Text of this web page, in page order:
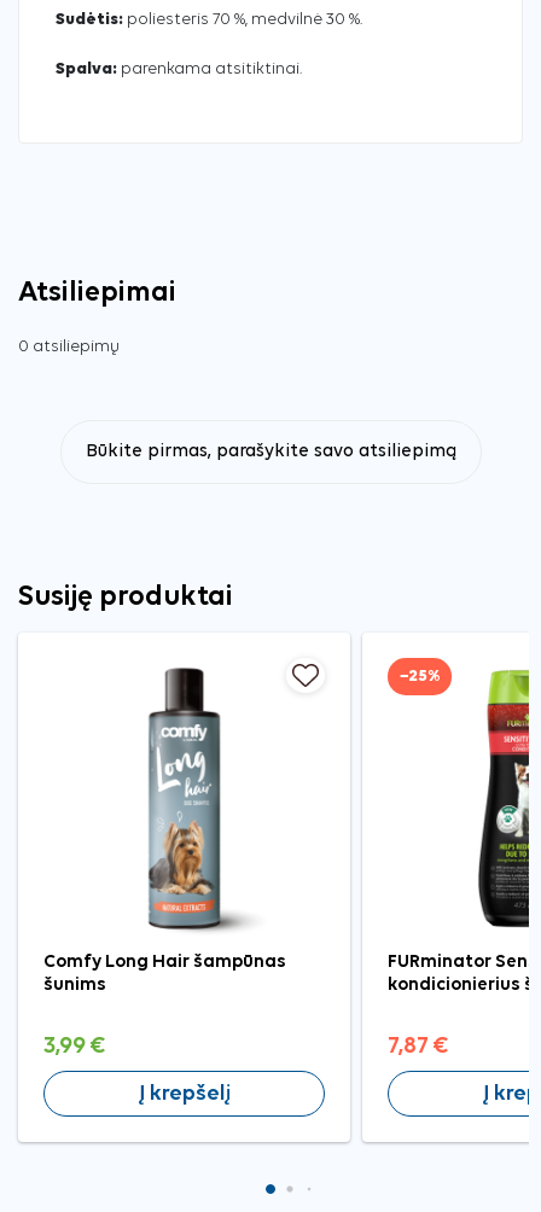
Sudėtis: poliesteris 70 %, medvilnė 30 %.
Spalva: parenkama atsitiktinai.
Atsiliepimai
0 atsiliepimų
Būkite pirmas, parašykite savo atsiliepimą
Susiję produktai
Comfy Long Hair šampūnas
šunims
3,99 €
Į krepšelį
−25%
FURminator
kondicionierius
7,87 €
Į